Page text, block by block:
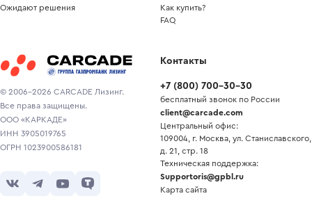
© 2006-2026 CARCADE Лизинг.
Все права защищены.
ООО «КАРКАДЕ»
ИНН 3905019765
ОГРН 1023900586181
Ожидают решения
Как купить?
FAQ
Контакты
+7 (800) 700-30-30
бесплатный звонок по России
client@carcade.com
Центральный офис:
109004, г. Москва, ул. Станиславского,
д. 21, стр. 18
Техническая поддержка:
Supportoris@gpbl.ru
Карта сайта